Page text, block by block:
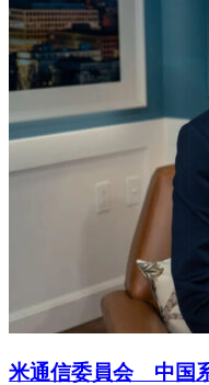
米通信委員会 中国